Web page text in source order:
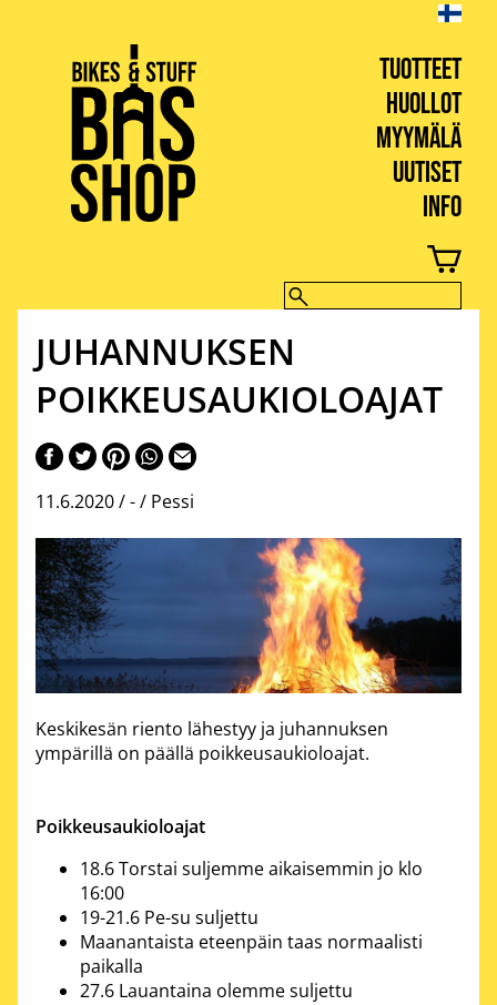
TUOTTEET
HUOLLOT
MYYMÄLÄ
UUTISET
INFO
BIKES & STUFF
JUHANNUKSEN
POIKKEUSAUKIOLOAJAT
11.6.2020 /-/ Pessi
Keskikesän riento lähestyy ja juhannuksen
ympärillä on päällä poikkeusaukioloajat.
Poikkeusaukioloajat
18.6 Torstai suljemme aikaisemmin jo klo
16:00
19-21.6 Pe-su suljettu
Maanantaista eteenpäin taas normaalisti
paikalla
27.6 Lauantaina olemme suljettu